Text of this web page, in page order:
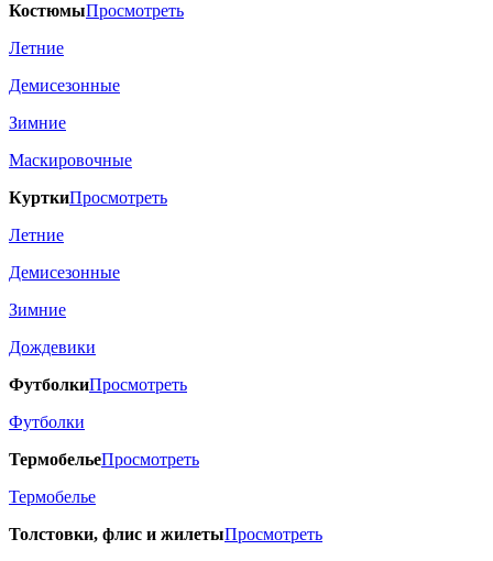
КостюмыПросмотреть
Летние
Демисезонные
Зимние
Маскировочные
КурткиПросмотреть
Летние
Демисезонные
Зимние
Дождевики
ФутболкиПросмотреть
Футболки
ТермобельеПросмотреть
Термобелье
Толстовки, флис и жилетыПросмотреть